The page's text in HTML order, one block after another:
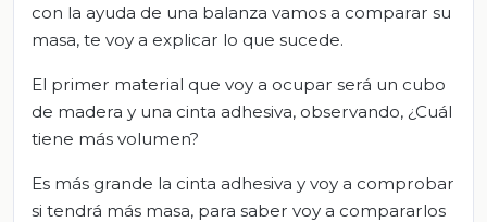
con la ayuda de una balanza vamos a comparar su
masa, te voy a explicar lo que sucede.
El primer material que voy a ocupar será un cubo
de madera y una cinta adhesiva, observando, ¿Cuál
tiene más volumen?
Es más grande la cinta adhesiva y voy a comprobar
si tendrá más masa, para saber voy a compararlos